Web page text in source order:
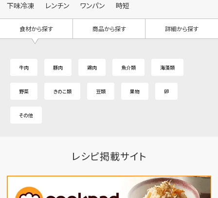
下味冷凍
レンチン ワンパン 時短
食材から探す 商品から探す 詳細から探す
牛肉 豚肉 鶏肉 魚介類 海藻類
野菜 きのこ類 豆類 果物 卵
その他
レシピ掲載サイト